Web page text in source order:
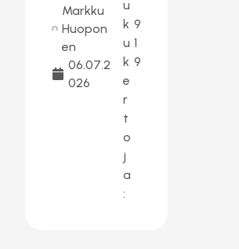
Markku
Huopon
en
06.07.2
026
u
k
u
k
e
r
t
o
j
a
:
9
1
9